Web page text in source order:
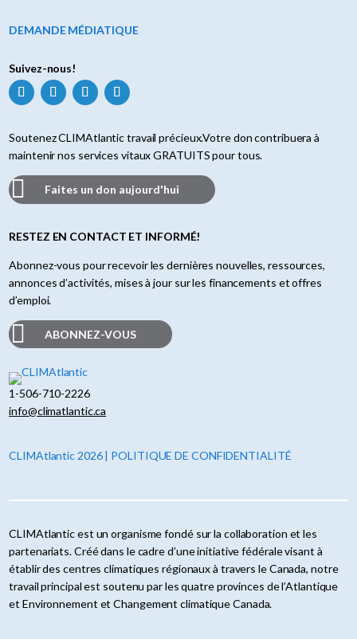
DEMANDE MÉDIATIQUE
Suivez-nous!
Soutenez CLIMAtlantic travail précieux.Votre don contribuera à
maintenir nos services vitaux GRATUITS pour tous.
Faites un don aujourd'hui
RESTEZ EN CONTACT ET INFORMÉ!
Abonnez-vous pour recevoir les dernières nouvelles, ressources,
annonces d’activités, mises à jour sur les financements et offres
d’emploi.
ABONNEZ-VOUS
1-506-710-2226
info@climatlantic.ca
CLIMAtlantic 2026 | POLITIQUE DE CONFIDENTIALITÉ
CLIMAtlantic est un organisme fondé sur la collaboration et les
partenariats. Créé dans le cadre d’une initiative fédérale visant à
établir des centres climatiques régionaux à travers le Canada, notre
travail principal est soutenu par les quatre provinces de l’Atlantique
et Environnement et Changement climatique Canada.